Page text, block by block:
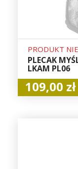
PRODUKT
PLECAK
LKAM PL06
109,00 zł